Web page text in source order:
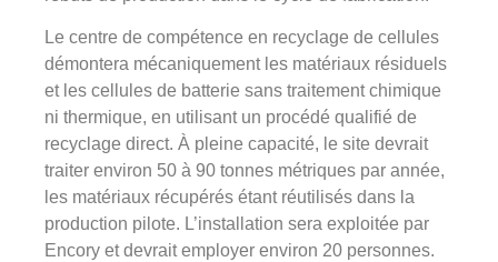
Le centre de compétence en recyclage de cellules
démontera mécaniquement les matériaux résiduels
et les cellules de batterie sans traitement chimique
ni thermique, en utilisant un procédé qualifié de
recyclage direct. À pleine capacité, le site devrait
traiter environ 50 à 90 tonnes métriques par année,
les matériaux récupérés étant réutilisés dans la
production pilote. L’installation sera exploitée par
Encory et devrait employer environ 20 personnes.